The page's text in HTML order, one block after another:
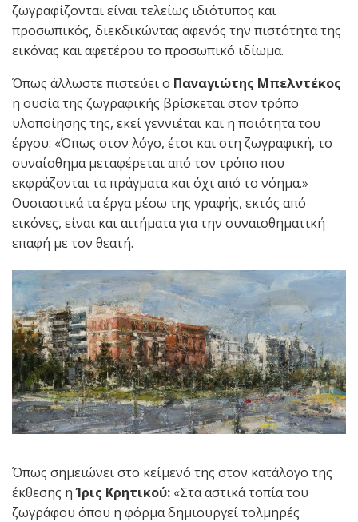
ζωγραφίζονται είναι τελείως ιδιότυπος και
προσωπικός, διεκδικώντας αφενός την πιστότητα της
εικόνας και αφετέρου το προσωπικό ιδίωμα.
Όπως άλλωστε πιστεύει ο Παναγιώτης Μπελντέκος
η ουσία της ζωγραφικής βρίσκεται στον τρόπο
υλοποίησης της, εκεί γεννιέται και η ποιότητα του
έργου: «Όπως στον λόγο, έτσι και στη ζωγραφική, το
συναίσθημα μεταφέρεται από τον τρόπο που
εκφράζονται τα πράγματα και όχι από το νόημα.»
Ουσιαστικά τα έργα μέσω της γραφής, εκτός από
εικόνες, είναι και αιτήματα για την συναισθηματική
επαφή με τον θεατή.
Όπως σημειώνει στο κείμενό της στον κατάλογο της
έκθεσης ηΊρις Κρητικού: «Στα αστικά τοπία του
ζωγράφου όπου η φόρμα δημιουργεί τολμηρές